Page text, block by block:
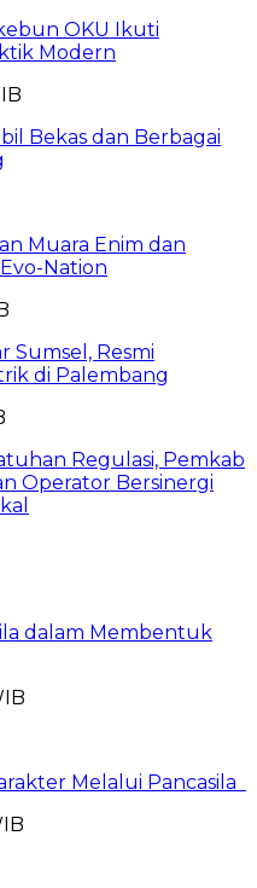
OKU Ikuti
Modern
Bekas dan Berbagai
Muara Enim dan
Nation
Sumsel, Resmi
di Palembang
Regulasi, Pemkab
Operator Bersinergi
dalam Membentuk
Melalui Pancasila